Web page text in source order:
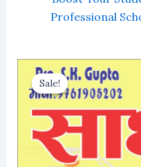
Professional
Sale!
Sale!